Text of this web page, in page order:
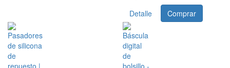
Detalle
Comprar